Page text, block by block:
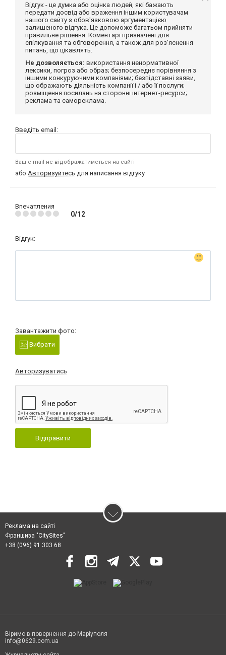
Відгук - це думка або оцінка людей, які бажають
передати досвід або враження іншим користувачам
нашого сайту з обов'язковою аргументацією
залишеного відгука. Це допоможе багатьом прийняти
правильне рішення. Коментарі призначені для
спілкування та обговорення, а також для роз'яснення
питань, що цікавлять.
Не дозволяється: використання ненормативної
лексики, погроз або образ; безпосереднє порівняння з
іншими конкуруючими компаніями; безпідставні заяви,
що ображають діяльність компанії і / або її послуги;
розміщення посилань на сторонні інтернет-ресурси;
реклама та самореклама.
Введіть email:
Ваш e-mail не відображатиметься на сайті
або Авторизуйтесь для написання відгуку
Впечатления
0/12
Відгук:
Завантажити фото:
Вибрати
Авторизуватись
Відправити
Реклама на сайті
Франшиза "CitySites"
+38 (096) 91 303 68
Віримо в повернення до Маріуполя
info@0629.com.ua